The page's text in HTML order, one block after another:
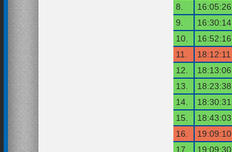
8.
16:05:26
9.
16:30:14
10.
16:52:16
11.
18:12:11
12.
18:13:06
13.
18:23:38
14.
18:30:31
15.
18:43:03
16.
19:09:10
17.
19:09:30